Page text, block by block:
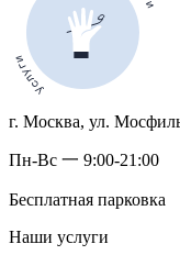
г. Москва, ул.
Пн-Вс 一 9:00-21:00
Бесплатная парковка
Наши услуги